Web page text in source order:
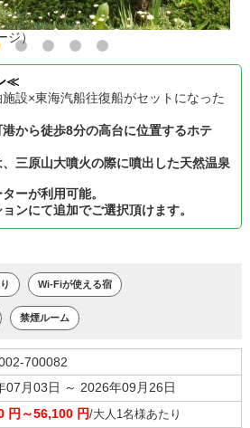
）
≪
設×東海汽船往復船がセットになった
から徒歩8分の高台に位置するホテ
三原山大噴火の際に噴出した天然温泉
ーが利用可能。
ンにて追加でご選択頂けます。
Wi-Fiが使える宿
禁煙ルーム
700082
07月03日 ～ 2026年09月26日
円～56,100 円/大人1名様あたり